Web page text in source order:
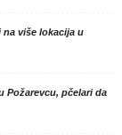
više lokacija u
Požarevcu, pčelari da